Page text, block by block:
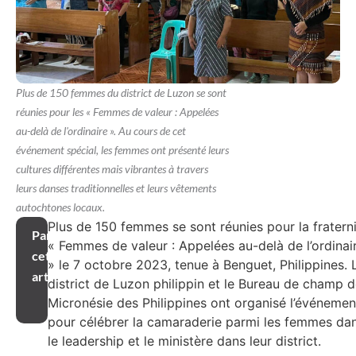
Plus de 150 femmes du district de Luzon se sont
réunies pour les « Femmes de valeur : Appelées
au-delà de l'ordinaire ». Au cours de cet
événement spécial, les femmes ont présenté leurs
cultures différentes mais vibrantes à travers
leurs danses traditionnelles et leurs vêtements
autochtones locaux.
Partager
cet
article
Plus de 150 femmes se sont réunies pour la
« Femmes de valeur : Appelées au-delà de
» le 7 octobre 2023, tenue à Benguet, Philippines.
district de Luzon philippin et le Bureau de champ
Micronésie des Philippines ont organisé
pour célébrer la camaraderie parmi les femmes
le leadership et le ministère dans leur district.